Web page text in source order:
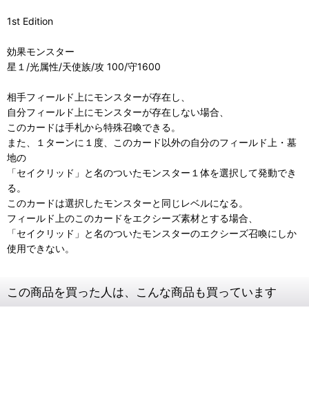
1st Edition
効果モンスター
星１/光属性/天使族/攻 100/守1600
相手フィールド上にモンスターが存在し、
自分フィールド上にモンスターが存在しない場合、
このカードは手札から特殊召喚できる。
また、１ターンに１度、このカード以外の自分のフィールド上・墓
地の
「セイクリッド」と名のついたモンスター１体を選択して発動でき
る。
このカードは選択したモンスターと同じレベルになる。
フィールド上のこのカードをエクシーズ素材とする場合、
「セイクリッド」と名のついたモンスターのエクシーズ召喚にしか
使用できない。
この商品を買った人は、こんな商品も買っています